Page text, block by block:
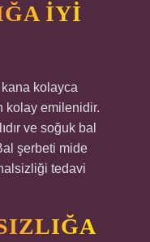
IYI
kolayca
kolay emilenidir.
ve soğuk bal
şerbeti mide
halsizliği tedavi